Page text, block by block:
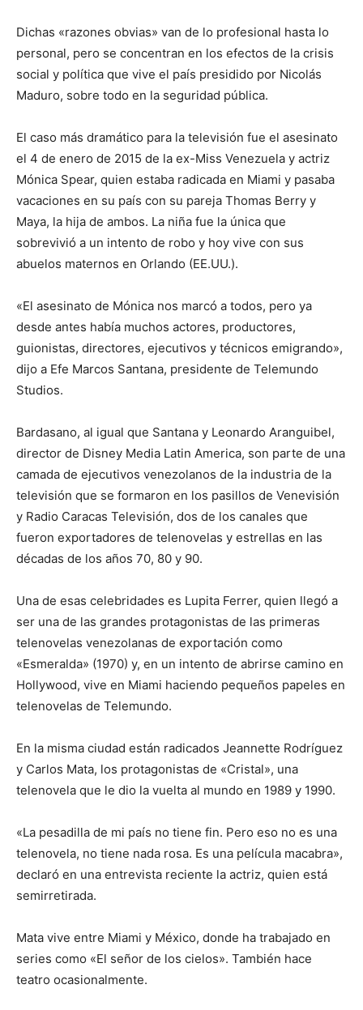
Dichas «razones obvias» van de lo profesional hasta lo
personal, pero se concentran en los efectos de la crisis
social y política que vive el país presidido por Nicolás
Maduro, sobre todo en la seguridad pública.
El caso más dramático para la televisión fue el asesinato
el 4 de enero de 2015 de la ex-Miss Venezuela y actriz
Mónica Spear, quien estaba radicada en Miami y pasaba
vacaciones en su país con su pareja Thomas Berry y
Maya, la hija de ambos. La niña fue la única que
sobrevivió a un intento de robo y hoy vive con sus
abuelos maternos en Orlando (EE.UU.).
«El asesinato de Mónica nos marcó a todos, pero ya
desde antes había muchos actores, productores,
guionistas, directores, ejecutivos y técnicos emigrando»,
dijo a Efe Marcos Santana, presidente de Telemundo
Studios.
Bardasano, al igual que Santana y Leonardo Aranguibel,
director de Disney Media Latin America, son parte de una
camada de ejecutivos venezolanos de la industria de la
televisión que se formaron en los pasillos de Venevisión
y Radio Caracas Televisión, dos de los canales que
fueron exportadores de telenovelas y estrellas en las
décadas de los años 70, 80 y 90.
Una de esas celebridades es Lupita Ferrer, quien llegó a
ser una de las grandes protagonistas de las primeras
telenovelas venezolanas de exportación como
«Esmeralda» (1970) y, en un intento de abrirse camino en
Hollywood, vive en Miami haciendo pequeños papeles en
telenovelas de Telemundo.
En la misma ciudad están radicados Jeannette Rodríguez
y Carlos Mata, los protagonistas de «Cristal», una
telenovela que le dio la vuelta al mundo en 1989 y 1990.
«La pesadilla de mi país no tiene fin. Pero eso no es una
telenovela, no tiene nada rosa. Es una película macabra»,
declaró en una entrevista reciente la actriz, quien está
semirretirada.
Mata vive entre Miami y México, donde ha trabajado en
series como «El señor de los cielos». También hace
teatro ocasionalmente.